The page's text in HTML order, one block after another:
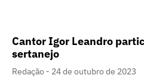
Cantor Igor Leandro
sertanejo
Redação
24 de outubro de 2023